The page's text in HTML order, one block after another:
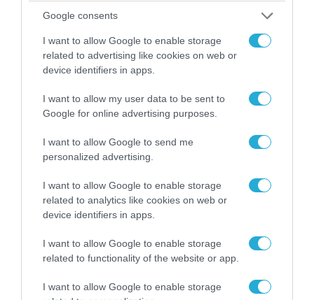
Google consents
I want to allow Google to enable storage
related to advertising like cookies on web or
device identifiers in apps.
I want to allow my user data to be sent to
Google for online advertising purposes.
I want to allow Google to send me
personalized advertising.
I want to allow Google to enable storage
related to analytics like cookies on web or
device identifiers in apps.
I want to allow Google to enable storage
related to functionality of the website or app.
I want to allow Google to enable storage
06.08.2026 | 14:02
Αθήνα: Απομακρύνθηκαν παράνομα
αντικείμενα από κοινόχρηστους χώρους